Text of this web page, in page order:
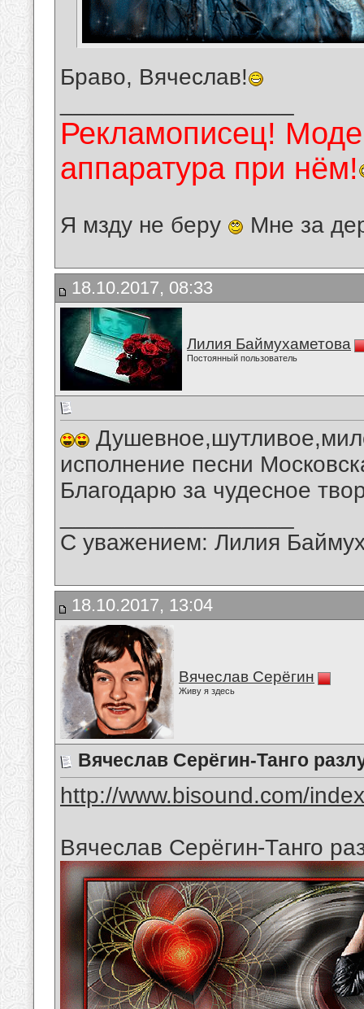
Браво, Вячеслав!
Рекламописец!
аппаратура при нём!
Я мзду не беру Мне за
18.10.2017, 08:33
Лилия Баймухаметова
Постоянный пользователь
исполнение песни
Благодарю за чудесное
С уважением: Лилия
18.10.2017, 13:04
Вячеслав Серёгин
Живу я здесь
Вячеслав Серёгин-Танго
http://www.bisound.com/
Вячеслав Серёгин-Танго